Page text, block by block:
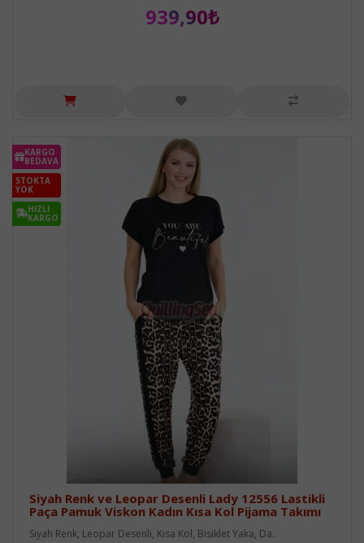
939,90₺
KARGO
BEDAVA
STOKTA
YOK
HIZLI
KARGO
Siyah Renk ve Leopar Desenli Lady 12556 Lastikli
Paça Pamuk Viskon Kadın Kısa Kol Pijama Takımı
Siyah Renk, Leopar Desenli, Kısa Kol, Bisiklet Yaka, Da..